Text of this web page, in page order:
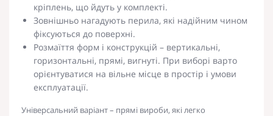
кріплень, що йдуть у комплекті.
Зовнішньо нагадують перила, які надійним чином
фіксуються до поверхні.
Розмаїття форм і конструкцій – вертикальні,
горизонтальні, прямі, вигнуті. При виборі варто
орієнтуватися на вільне місце в простір і умови
експлуатації.
Універсальний варіант – прямі вироби, які легко